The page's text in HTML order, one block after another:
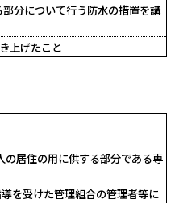
分について行う防水の措置を講
上げたこと
居住の用に供する部分である専
を受けた管理組合の管理者等に